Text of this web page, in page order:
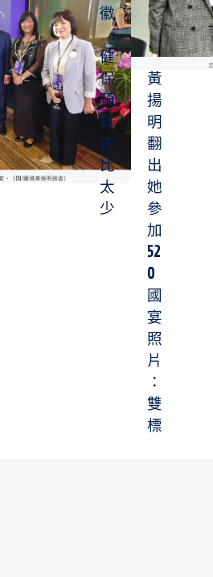
院
會
黃
揚
明
翻
出
她
參
加
52
0
國
宴
照
片
：
雙
標
徽
:
健
保
預
算
占
比
太
少